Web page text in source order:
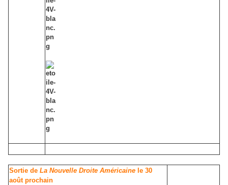
Sortie de La Nouvelle Droite Américaine le 30
août prochain